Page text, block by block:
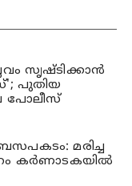
സൃഷ്ടിക്കാന്‍
പുതിയ
പോലീസ്
മരിച്ച
കര്‍ണാടകയില്‍